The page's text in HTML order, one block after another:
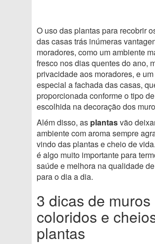
O uso das plantas para recobrir
das casas trás inúmeras
moradores, como um ambiente
fresco nos dias quentes do ano,
privacidade aos moradores, e
especial a fachada das casas,
proporcionada conforme o tipo
escolhida na decoração dos
Além disso, as plantasvão
ambiente com aroma sempre
vindo das plantas e cheio de
é algo muito importante para
saúde e melhora na qualidade
para o dia a dia.
3 dicas de muros
coloridos e
plantas